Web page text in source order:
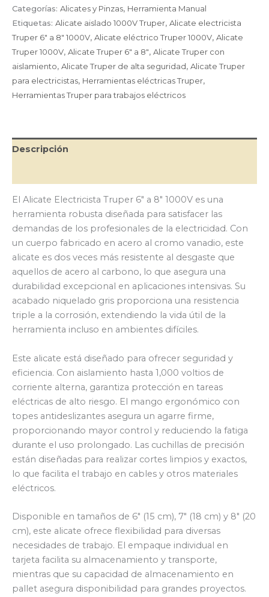
8″
1000V
cantidad
Categorías: Alicates y Pinzas, Herramienta Manual
Etiquetas: Alicate aislado 1000V Truper, Alicate electricista
Truper 6″ a 8″ 1000V, Alicate eléctrico Truper 1000V, Alicate
Truper 1000V, Alicate Truper 6″ a 8″, Alicate Truper con
aislamiento, Alicate Truper de alta seguridad, Alicate Truper
para electricistas, Herramientas eléctricas Truper,
Herramientas Truper para trabajos eléctricos
Descripción
El Alicate Electricista Truper 6″ a 8″ 1000V es una
herramienta robusta diseñada para satisfacer las
demandas de los profesionales de la electricidad. Con
un cuerpo fabricado en acero al cromo vanadio, este
alicate es dos veces más resistente al desgaste que
aquellos de acero al carbono, lo que asegura una
durabilidad excepcional en aplicaciones intensivas. Su
acabado niquelado gris proporciona una resistencia
triple a la corrosión, extendiendo la vida útil de la
herramienta incluso en ambientes difíciles.
Este alicate está diseñado para ofrecer seguridad y
eficiencia. Con aislamiento hasta 1,000 voltios de
corriente alterna, garantiza protección en tareas
eléctricas de alto riesgo. El mango ergonómico con
topes antideslizantes asegura un agarre firme,
proporcionando mayor control y reduciendo la fatiga
durante el uso prolongado. Las cuchillas de precisión
están diseñadas para realizar cortes limpios y exactos,
lo que facilita el trabajo en cables y otros materiales
eléctricos.
Disponible en tamaños de 6″ (15 cm), 7″ (18 cm) y 8″ (20
cm), este alicate ofrece flexibilidad para diversas
necesidades de trabajo. El empaque individual en
tarjeta facilita su almacenamiento y transporte,
mientras que su capacidad de almacenamiento en
pallet asegura disponibilidad para grandes proyectos.